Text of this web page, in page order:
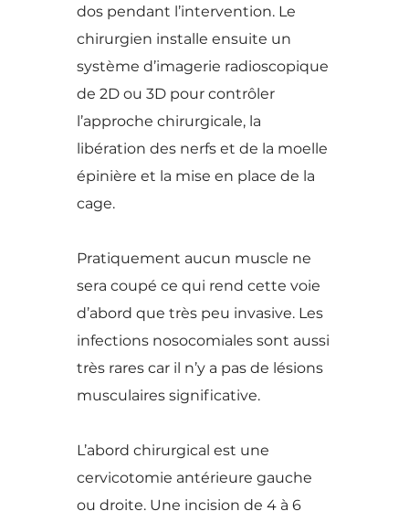
dos pendant l’intervention. Le
chirurgien installe ensuite un
système d’imagerie radioscopique
de 2D ou 3D pour contrôler
l’approche chirurgicale, la
libération des nerfs et de la moelle
épinière et la mise en place de la
cage.
Pratiquement aucun muscle ne
sera coupé ce qui rend cette voie
d’abord que très peu invasive. Les
infections nosocomiales sont aussi
très rares car il n’y a pas de lésions
musculaires significative.
L’abord chirurgical est une
cervicotomie antérieure gauche
ou droite. Une incision de 4 à 6